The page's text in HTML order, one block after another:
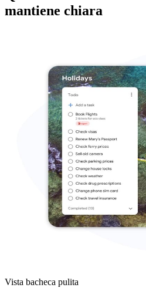
mantiene chiara
Vista bacheca pulita